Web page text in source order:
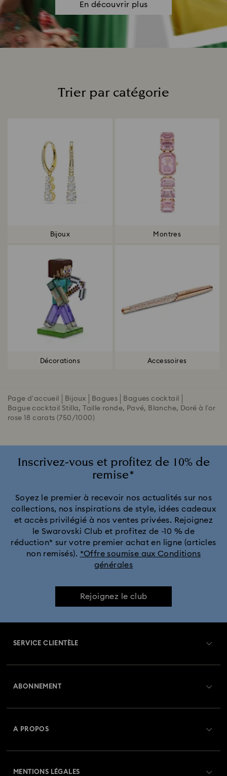
En découvrir plus
Trier par catégorie
Bijoux Montres
Décorations Accessoires
Page d'accueil Bijoux Bagues
Bagues cocktail
Bague cocktail Stilla, Taille ronde, Pavé, Blanche, Doré à l’or
rose 18 carats (750/1000)
Inscrivez-vous et profitez de 10% de
remise*
Soyez le premier à recevoir nos actualités sur nos
collections, nos inspirations de style, idées cadeaux
et accès privilégié à nos ventes privées. Rejoignez
le Swarovski Club et profitez de -10 % de
réduction* sur votre premier achat en ligne (articles
non remisés). *Offre soumise aux Conditions
générales
Rejoignez le club
SERVICE CLIENTÈLE
Retours et échanges
ABONNEMENT
A PROPOS
MENTIONS LÉGALES